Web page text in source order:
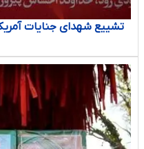
تشییع شهدای جنایات